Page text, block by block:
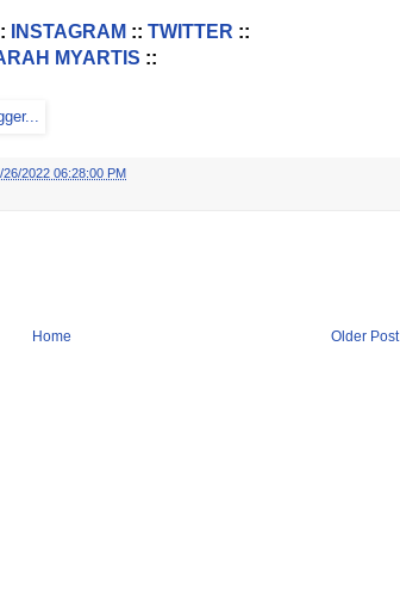
INSTAGRAM :: TWITTER ::
MYARTIS ::
26/2022 06:28:00 PM
Older Post
Home